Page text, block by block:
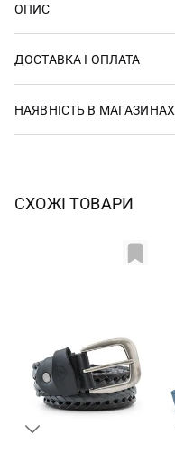
ОПИС
ДОСТАВКА І ОПЛАТА
НАЯВНІСТЬ В МАГАЗИНАХ
СХОЖІ ТОВАРИ